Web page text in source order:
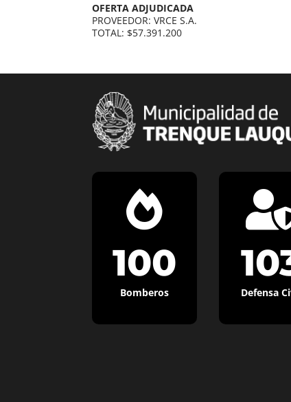
OFERTA ADJUDICADA
PROVEEDOR: VRCE S.A.
TOTAL: $57.391.200

100
Bomberos Defensa